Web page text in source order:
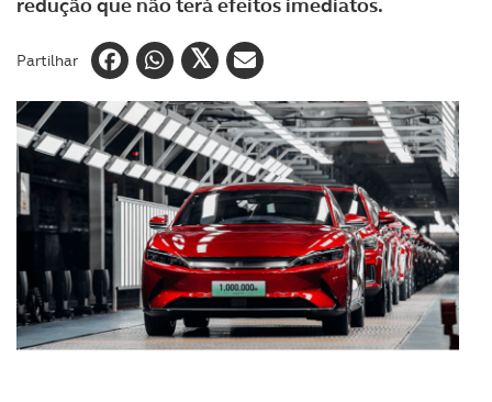
redução que não terá efeitos imediatos.
Partilhar